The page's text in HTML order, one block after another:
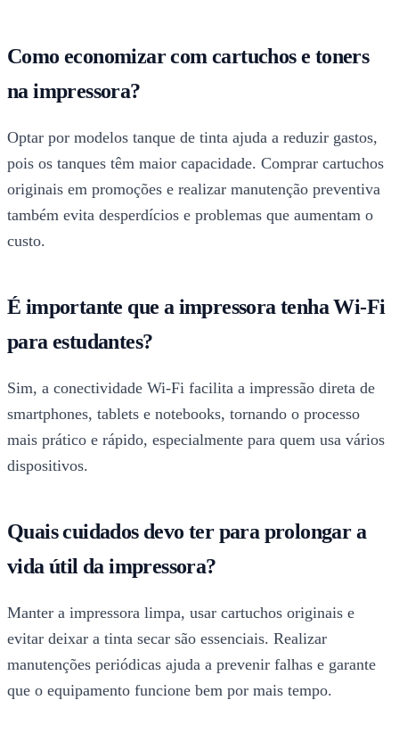
Como economizar com cartuchos e toners
na impressora?
Optar por modelos tanque de tinta ajuda a reduzir gastos,
pois os tanques têm maior capacidade. Comprar cartuchos
originais em promoções e realizar manutenção preventiva
também evita desperdícios e problemas que aumentam o
custo.
É importante que a impressora tenha Wi-Fi
para estudantes?
Sim, a conectividade Wi-Fi facilita a impressão direta de
smartphones, tablets e notebooks, tornando o processo
mais prático e rápido, especialmente para quem usa vários
dispositivos.
Quais cuidados devo ter para prolongar a
vida útil da impressora?
Manter a impressora limpa, usar cartuchos originais e
evitar deixar a tinta secar são essenciais. Realizar
manutenções periódicas ajuda a prevenir falhas e garante
que o equipamento funcione bem por mais tempo.